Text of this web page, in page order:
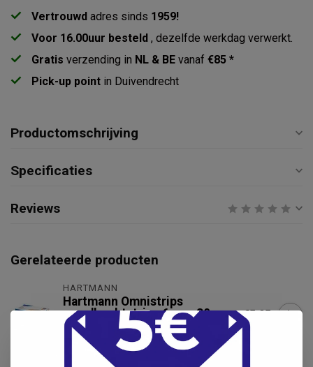
Vertrouwd adres sinds 1959!
Voor 16.00uur besteld , dezelfde werkdag verwerkt.
Gratis verzending in NL & BE vanaf €85 *
Pick-up point in Duivendrecht
Productomschrijving
Specificaties
Reviews
Gerelateerde producten
HARTMANN
Hartmann Omnistrips
wondhechtstrips 6mmx38mm
(10x3 strips)
€5,95